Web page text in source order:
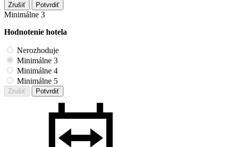
Zrušiť Potvrdiť
Minimálne 3
Hodnotenie hotela
Nerozhoduje
Minimálne 3
Minimálne 4
Minimálne 5
Zrušiť Potvrdiť